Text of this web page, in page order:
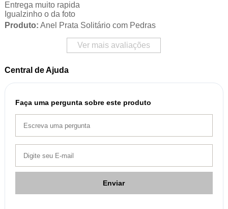
Entrega muito rapida
Igualzinho o da foto
Produto: Anel Prata Solitário com Pedras
Ver mais avaliações
Central de Ajuda
Faça uma pergunta sobre este produto
Enviar